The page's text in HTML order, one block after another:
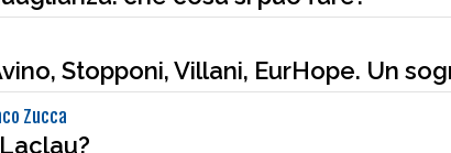
Stopponi, Villani, EurHope. Un
Zucca